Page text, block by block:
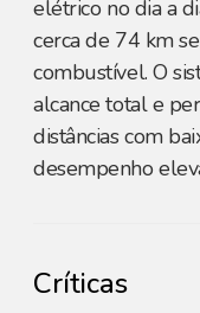
elétrico no dia a
cerca de 74 km
combustível. O
alcance total e
distâncias com
desempenho
Críticas